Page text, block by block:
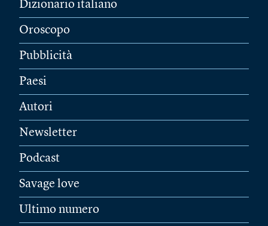
Dizionario italiano
Oroscopo
Pubblicità
Paesi
Autori
Newsletter
Podcast
Savage love
Ultimo numero